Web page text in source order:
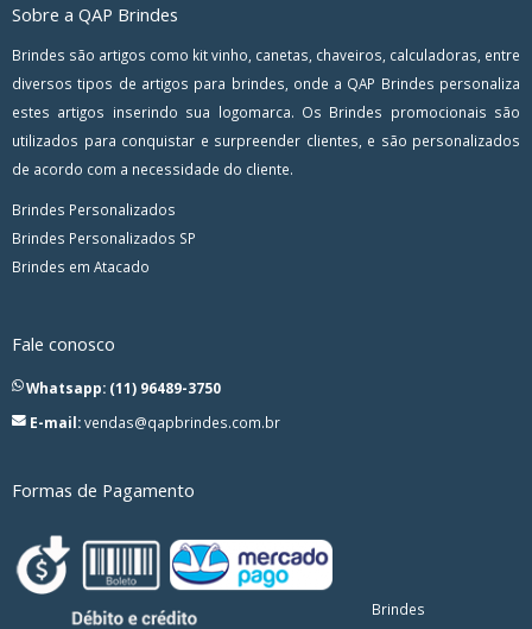
Sobre a QAP Brindes
Brindes são artigos como kit vinho, canetas, chaveiros, calculadoras, entre
diversos tipos de artigos para brindes, onde a QAP Brindes personaliza
estes artigos inserindo sua logomarca. Os Brindes promocionais são
utilizados para conquistar e surpreender clientes, e são personalizados
de acordo com a necessidade do cliente.
Brindes Personalizados
Brindes Personalizados SP
Brindes em Atacado
Fale conosco
Whatsapp: (11) 96489-3750
E-mail:vendas@qapbrindes.com.br
Formas de Pagamento
Brindes